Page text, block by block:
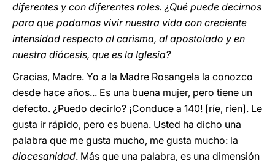
diferentes y con diferentes roles. ¿Qué puede decirnos
para que podamos vivir nuestra vida con creciente
intensidad respecto al carisma, al apostolado y en
nuestra diócesis, que es la Iglesia?
Gracias, Madre. Yo a la Madre Rosangela la conozco
desde hace años... Es una buena mujer, pero tiene un
defecto. ¿Puedo decirlo? ¡Conduce a 140! [ríe, ríen]. Le
gusta ir rápido, pero es buena. Usted ha dicho una
palabra que me gusta mucho, me gusta mucho: la
diocesanidad. Más que una palabra, es una dimensión